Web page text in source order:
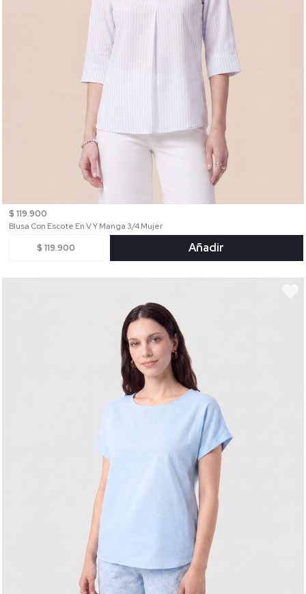
$ 119.900
Blusa Con Escote En V Y Manga 3/4 Mujer
$ 119.900 Añadir